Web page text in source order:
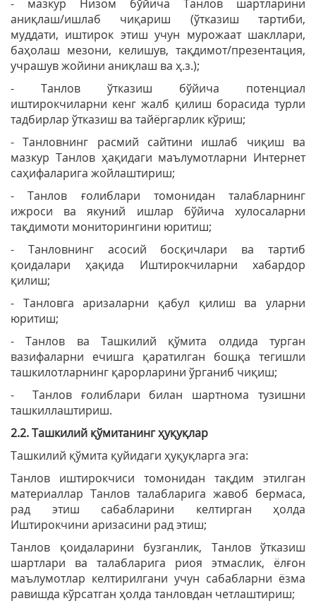
- мазкур Низом бўйича Танлов шартларини
аниқлаш/ишлаб чиқариш (ўтказиш тартиби,
муддати, иштирок этиш учун мурожаат шакллари,
баҳолаш мезони, келишув, тақдимот/презентация,
учрашув жойини аниқлаш ва ҳ.з.);
- Танлов ўтказиш бўйича потенциал
иштирокчиларни кенг жалб қилиш борасида турли
тадбирлар ўтказиш ва тайёргарлик кўриш;
- Танловнинг расмий сайтини ишлаб чиқиш ва
мазкур Танлов ҳақидаги маълумотларни Интернет
саҳифаларига жойлаштириш;
- Танлов ғолиблари томонидан талабларнинг
ижроси ва якуний ишлар бўйича хулосаларни
тақдимоти мониторингини юритиш;
- Танловнинг асосий босқичлари ва тартиб
қоидалари ҳақида Иштирокчиларни хабардор
қилиш;
- Танловга аризаларни қабул қилиш ва уларни
юритиш;
- Танлов ва Ташкилий қўмита олдида турган
вазифаларни ечишга қаратилган бошқа тегишли
ташкилотларнинг қарорларини ўрганиб чиқиш;
- Танлов ғолиблари билан шартнома тузишни
ташкиллаштириш.
2.2. Ташкилий қўмитанинг ҳуқуқлар
Ташкилий қўмита қуйидаги ҳуқуқларга эга:
Танлов иштирокчиси томонидан тақдим этилган
материаллар Танлов талабларига жавоб бермаса,
рад этиш сабабларини келтирган ҳолда
Иштирокчини аризасини рад этиш;
Танлов қоидаларини бузганлик, Танлов ўтказиш
шартлари ва талабларига риоя этмаслик, ёлғон
маълумотлар келтирилгани учун сабабларни ёзма
равишда кўрсатган ҳолда танловдан четлаштириш;